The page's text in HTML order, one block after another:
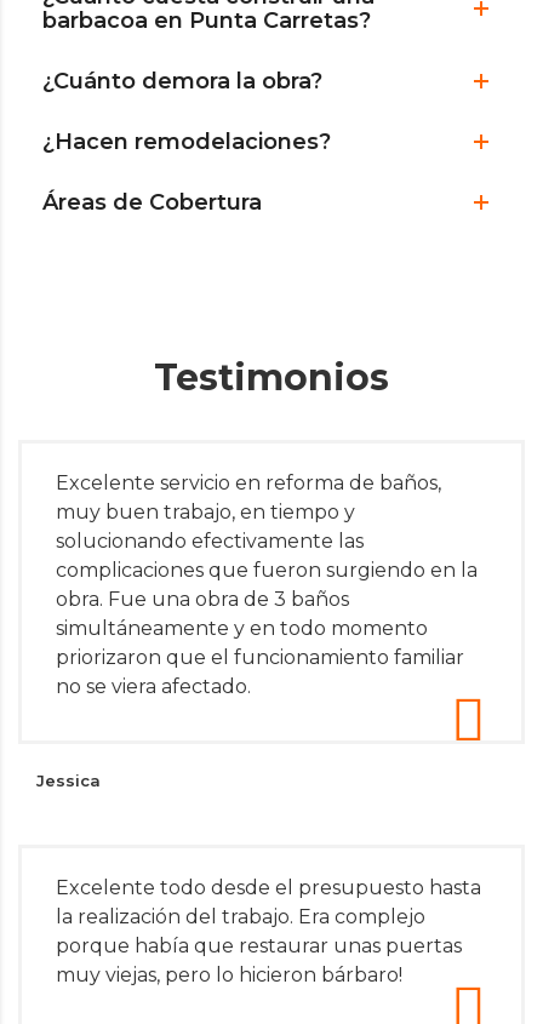
barbacoa en Punta Carretas?
¿Cuánto demora la obra?
¿Hacen remodelaciones?
Áreas de Cobertura
Testimonios
Excelente servicio en reforma de baños,
muy buen trabajo, en tiempo y
solucionando efectivamente las
complicaciones que fueron surgiendo en la
obra. Fue una obra de 3 baños
simultáneamente y en todo momento
priorizaron que el funcionamiento familiar
no se viera afectado.
Jessica
Excelente todo desde el presupuesto hasta
la realización del trabajo. Era complejo
porque había que restaurar unas puertas
muy viejas, pero lo hicieron bárbaro!